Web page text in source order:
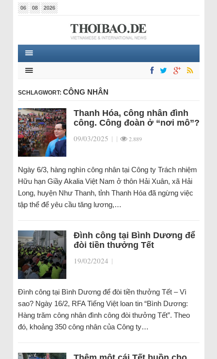
06 08 2026
SCHLAGWORT: CÔNG NHÂN
Thanh Hóa, công nhân đình
công. Công đoàn ở “nơi mô”?
09/03/2025 | | 2.889
Ngày 6/3, hàng nghìn công nhân tại Công ty Trách nhiệm
Hữu hạn Giầy Akalia Việt Nam ở thôn Hải Xuân, xã Hải
Long, huyện Như Thanh, tỉnh Thanh Hóa đã ngừng việc
tập thể để yêu cầu tăng lương,…
Đình công tại Bình Dương để
đòi tiền thưởng Tết
19/02/2024 |
Đình công tại Bình Dương để đòi tiền thưởng Tết – Vì
sao? Ngày 16/2, RFA Tiếng Việt loan tin “Bình Dương:
Hàng trăm công nhân đình công đòi thưởng Tết”. Theo
đó, khoảng 350 công nhân của Công ty…